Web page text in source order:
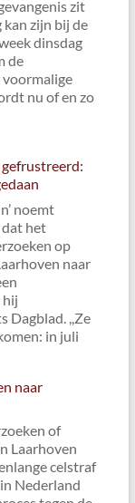
zit
zijn bij de
dinsdag
de
nu of en zo
noemt
dat het
op
naar
hij
Dagblad. ,,Ze
in juli
naar
of
Laarhoven
celstraf
Nederland